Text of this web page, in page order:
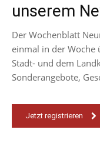
unserem
Der Wochenblatt
einmal in der Woche
Stadt- und dem
Sonderangebote,
Jetzt registrieren